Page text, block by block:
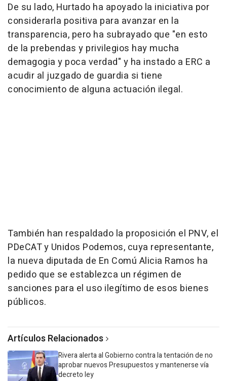
De su lado, Hurtado ha apoyado la iniciativa por
considerarla positiva para avanzar en la
transparencia, pero ha subrayado que "en esto
de la prebendas y privilegios hay mucha
demagogia y poca verdad" y ha instado a ERC a
acudir al juzgado de guardia si tiene
conocimiento de alguna actuación ilegal.
También han respaldado la proposición el PNV, el
PDeCAT y Unidos Podemos, cuya representante,
la nueva diputada de En Comú Alicia Ramos ha
pedido que se establezca un régimen de
sanciones para el uso ilegítimo de esos bienes
públicos.
Artículos Relacionados
Rivera alerta al Gobierno contra la tentación de no
aprobar nuevos Presupuestos y mantenerse vía
decreto ley